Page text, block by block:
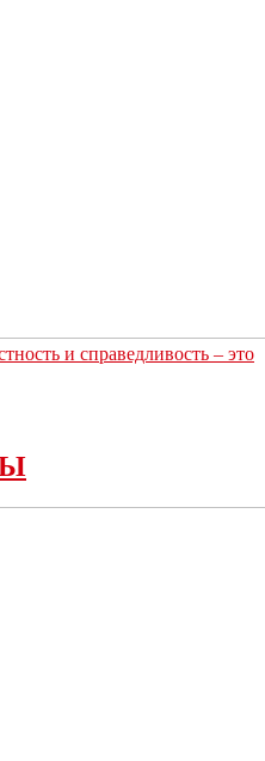
и справедливость – это